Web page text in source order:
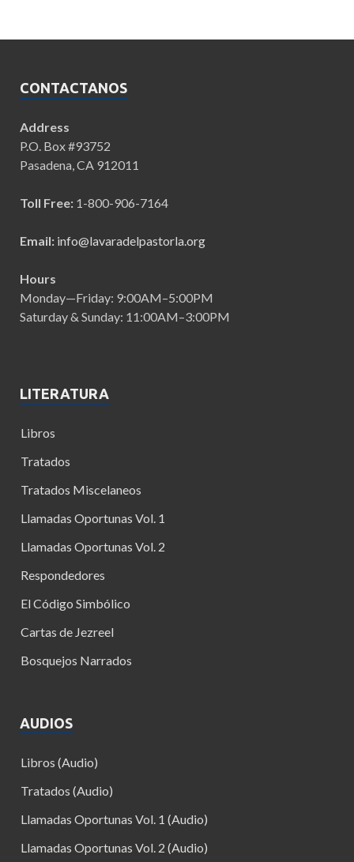
CONTACTANOS
Address
P.O. Box #93752
Pasadena, CA 912011
Toll Free: 1-800-906-7164
Email: info@lavaradelpastorla.org
Hours
Monday—Friday: 9:00AM–5:00PM
Saturday & Sunday: 11:00AM–3:00PM
LITERATURA
Libros
Tratados
Tratados Miscelaneos
Llamadas Oportunas Vol. 1
Llamadas Oportunas Vol. 2
Respondedores
El Código Simbólico
Cartas de Jezreel
Bosquejos Narrados
AUDIOS
Libros (Audio)
Tratados (Audio)
Llamadas Oportunas Vol. 1 (Audio)
Llamadas Oportunas Vol. 2 (Audio)